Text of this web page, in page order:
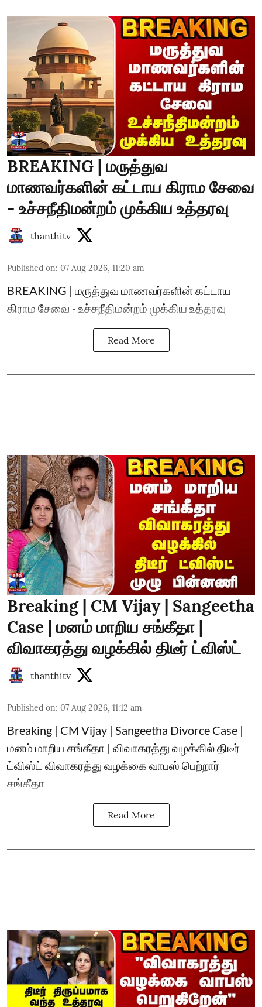
BREAKING | மருத்துவ
மாணவர்களின் கட்டாய கிராம சேவை
- உச்சநீதிமன்றம் முக்கிய உத்தரவு
thanthitv
Published on: 07 Aug 2026, 11:20 am
BREAKING | மருத்துவ மாணவர்களின் கட்டாய
கிராம சேவை - உச்சநீதிமன்றம் முக்கிய உத்தரவு
Read More
Breaking | CM Vijay | Sangeetha
Case | மனம் மாறிய சங்கீதா |
விவாகரத்து வழக்கில் திடீர் ட்விஸ்ட்
thanthitv
Published on: 07 Aug 2026, 11:12 am
Breaking | CM Vijay | Sangeetha Divorce Case |
மனம் மாறிய சங்கீதா | விவாகரத்து வழக்கில் திடீர்
ட்விஸ்ட் விவாகரத்து வழக்கை வாபஸ் பெற்றார்
சங்கீதா
Read More